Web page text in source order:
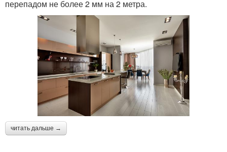
перепадом не более 2 мм на 2 метра.
читать дальше →